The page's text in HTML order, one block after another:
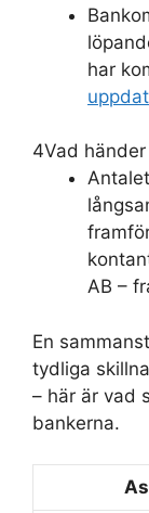
har
4Vad
AB –
En
tydliga
– här är vad
bankerna.